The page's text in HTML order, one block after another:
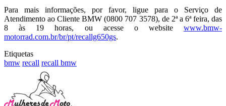
Para mais informações, por favor, ligue para o Serviço de
Atendimento ao Cliente BMW (0800 707 3578), de 2ª a 6ª feira, das
8 às 19 horas, ou acesse o website www.bmw-
motorrad.com.br/br/pt/recallg650gs.
Etiquetas
bmw recall recall bmw